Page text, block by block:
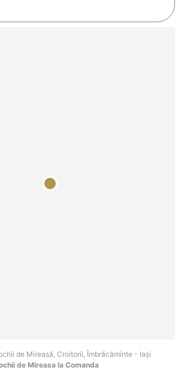
de Mireasă, Croitorii, Îmbrăcăminte - Iaşi
de Mireasa la Comanda